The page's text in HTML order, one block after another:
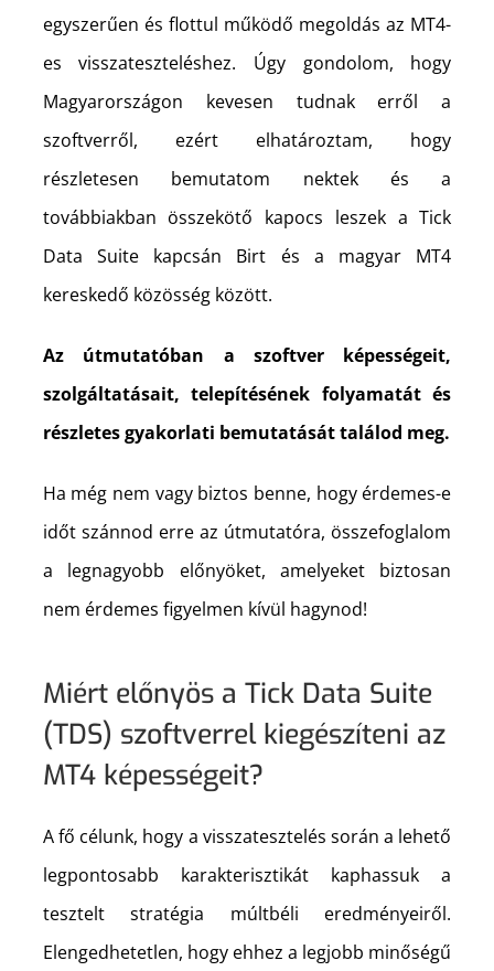
egyszerűen és flottul működő megoldás az MT4-
es visszateszteléshez. Úgy gondolom, hogy
Magyarországon kevesen tudnak erről a
szoftverről, ezért elhatároztam, hogy
részletesen bemutatom nektek és a
továbbiakban összekötő kapocs leszek a Tick
Data Suite kapcsán Birt és a magyar MT4
kereskedő közösség között.
Az útmutatóban a szoftver képességeit,
szolgáltatásait, telepítésének folyamatát és
részletes gyakorlati bemutatását találod meg.
Ha még nem vagy biztos benne, hogy érdemes-e
időt szánnod erre az útmutatóra, összefoglalom
a legnagyobb előnyöket, amelyeket biztosan
nem érdemes figyelmen kívül hagynod!
Miért előnyös a Tick Data Suite
(TDS) szoftverrel kiegészíteni az
MT4 képességeit?
A fő célunk, hogy a visszatesztelés során a lehető
legpontosabb karakterisztikát kaphassuk a
tesztelt stratégia múltbéli eredményeiről.
Elengedhetetlen, hogy ehhez a legjobb minőségű